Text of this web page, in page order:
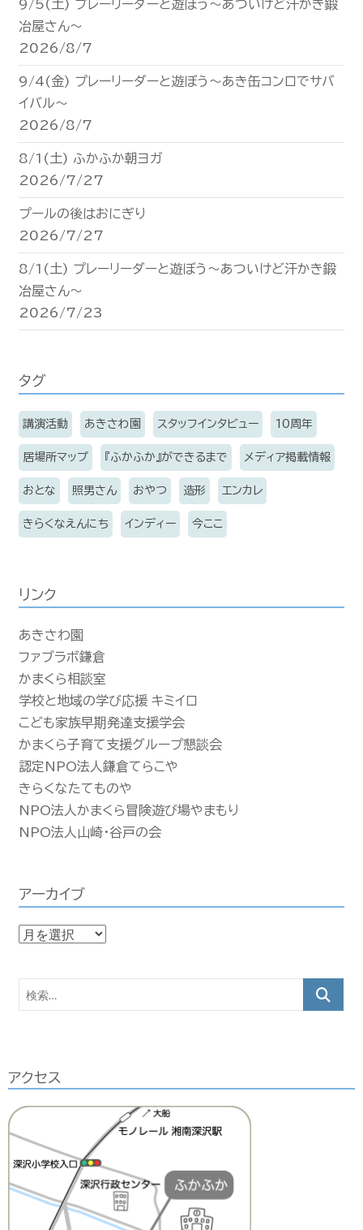
9/5(土) プレーリーダーと遊ぼう〜あついけど汗かき鍛
冶屋さん〜
2026/8/7
9/4(金) プレーリーダーと遊ぼう〜あき缶コンロでサバ
イバル〜
2026/8/7
8/1(土) ふかふか朝ヨガ
2026/7/27
プールの後はおにぎり
2026/7/27
8/1(土) プレーリーダーと遊ぼう〜あついけど汗かき鍛
冶屋さん〜
2026/7/23
タグ
講演活動 あきさわ園 スタッフインタビュー 10周年
居場所マップ 『ふかふか』ができるまで メディア掲載情報
おとな 照男さん おやつ 造形 エンカレ
きらくなえんにち インディー 今ここ
リンク
あきさわ園
ファブラボ鎌倉
かまくら相談室
学校と地域の学び応援 キミイロ
こども家族早期発達支援学会
かまくら子育て支援グループ懇談会
認定NPO法人鎌倉てらこや
きらくなたてものや
NPO法人かまくら冒険遊び場やまもり
NPO法人山崎・谷戸の会
アーカイブ
ア
カ
イ
索…
アクセス